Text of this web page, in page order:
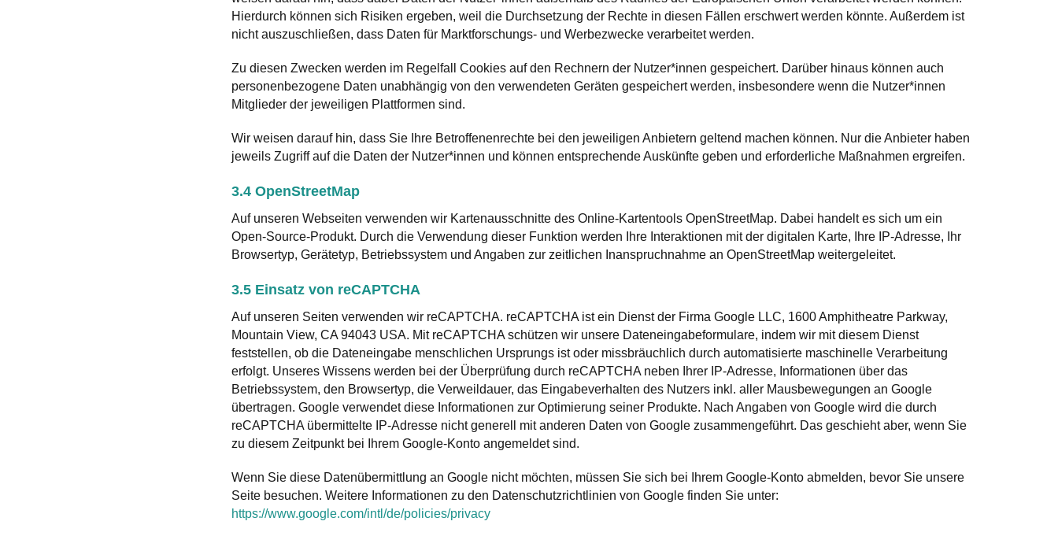
Hierdurch können sich Risiken ergeben, weil die Durchsetzung der Rechte in diesen Fällen erschwert werden könnte. Außerdem ist
nicht auszuschließen, dass Daten für Marktforschungs- und Werbezwecke verarbeitet werden.
Zu diesen Zwecken werden im Regelfall Cookies auf den Rechnern der Nutzer*innen gespeichert. Darüber hinaus können auch
personenbezogene Daten unabhängig von den verwendeten Geräten gespeichert werden, insbesondere wenn die Nutzer*innen
Mitglieder der jeweiligen Plattformen sind.
Wir weisen darauf hin, dass Sie Ihre Betroffenenrechte bei den jeweiligen Anbietern geltend machen können. Nur die Anbieter haben
jeweils Zugriff auf die Daten der Nutzer*innen und können entsprechende Auskünfte geben und erforderliche Maßnahmen ergreifen.
3.4 OpenStreetMap
Auf unseren Webseiten verwenden wir Kartenausschnitte des Online-Kartentools OpenStreetMap. Dabei handelt es sich um ein
Open-Source-Produkt. Durch die Verwendung dieser Funktion werden Ihre Interaktionen mit der digitalen Karte, Ihre IP-Adresse, Ihr
Browsertyp, Gerätetyp, Betriebssystem und Angaben zur zeitlichen Inanspruchnahme an OpenStreetMap weitergeleitet.
3.5 Einsatz von reCAPTCHA
Auf unseren Seiten verwenden wir reCAPTCHA. reCAPTCHA ist ein Dienst der Firma Google LLC, 1600 Amphitheatre Parkway,
Mountain View, CA 94043 USA. Mit reCAPTCHA schützen wir unsere Dateneingabeformulare, indem wir mit diesem Dienst
feststellen, ob die Dateneingabe menschlichen Ursprungs ist oder missbräuchlich durch automatisierte maschinelle Verarbeitung
erfolgt. Unseres Wissens werden bei der Überprüfung durch reCAPTCHA neben Ihrer IP-Adresse, Informationen über das
Betriebssystem, den Browsertyp, die Verweildauer, das Eingabeverhalten des Nutzers inkl. aller Mausbewegungen an Google
übertragen. Google verwendet diese Informationen zur Optimierung seiner Produkte. Nach Angaben von Google wird die durch
reCAPTCHA übermittelte IP-Adresse nicht generell mit anderen Daten von Google zusammengeführt. Das geschieht aber, wenn Sie
zu diesem Zeitpunkt bei Ihrem Google-Konto angemeldet sind.
Wenn Sie diese Datenübermittlung an Google nicht möchten, müssen Sie sich bei Ihrem Google-Konto abmelden, bevor Sie unsere
Seite besuchen. Weitere Informationen zu den Datenschutzrichtlinien von Google finden Sie unter:
https://www.google.com/intl/de/policies/privacy